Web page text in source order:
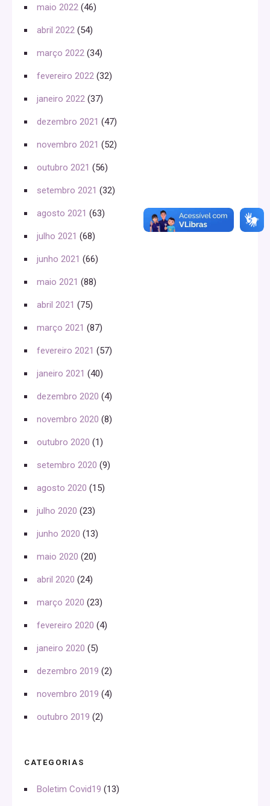
maio 2022 (46)
abril 2022 (54)
março 2022 (34)
fevereiro 2022 (32)
janeiro 2022 (37)
dezembro 2021 (47)
novembro 2021 (52)
outubro 2021 (56)
setembro 2021 (32)
agosto 2021 (63)
julho 2021 (68)
junho 2021 (66)
maio 2021 (88)
abril 2021 (75)
março 2021 (87)
fevereiro 2021 (57)
janeiro 2021 (40)
dezembro 2020 (4)
novembro 2020 (8)
outubro 2020 (1)
setembro 2020 (9)
agosto 2020 (15)
julho 2020 (23)
junho 2020 (13)
maio 2020 (20)
abril 2020 (24)
março 2020 (23)
fevereiro 2020 (4)
janeiro 2020 (5)
dezembro 2019 (2)
novembro 2019 (4)
outubro 2019 (2)
CATEGORIAS
Boletim Covid19 (13)